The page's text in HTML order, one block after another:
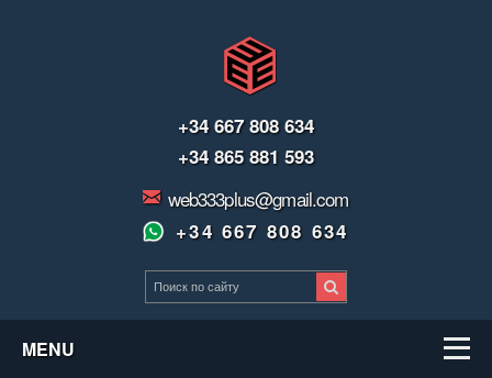
+34 667 808 634
+34 865 881 593
web333plus@gmail.com
+34 667 808 634
MENU